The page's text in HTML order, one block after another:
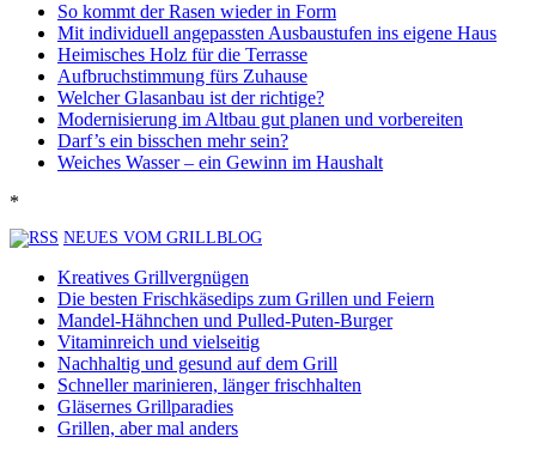
So kommt der Rasen wieder in Form
Mit individuell angepassten Ausbaustufen ins eigene Haus
Heimisches Holz für die Terrasse
Aufbruchstimmung fürs Zuhause
Welcher Glasanbau ist der richtige?
Modernisierung im Altbau gut planen und vorbereiten
Darf’s ein bisschen mehr sein?
Weiches Wasser – ein Gewinn im Haushalt
*
NEUES VOM GRILLBLOG
Kreatives Grillvergnügen
Die besten Frischkäsedips zum Grillen und Feiern
Mandel-Hähnchen und Pulled-Puten-Burger
Vitaminreich und vielseitig
Nachhaltig und gesund auf dem Grill
Schneller marinieren, länger frischhalten
Gläsernes Grillparadies
Grillen, aber mal anders